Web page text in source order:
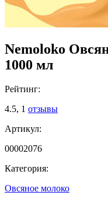
Nemoloko
1000 мл
Рейтинг:
4.5, 1 отзывы
Артикул:
00002076
Категория:
Овсяное молоко